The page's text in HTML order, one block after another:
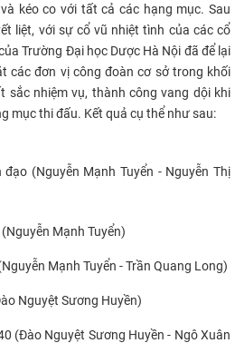
kéo co với tất cả các hạng mục. Sau
liệt, với sự cổ vũ nhiệt tình của các cổ
Trường Đại học Dược Hà Nội đã để lại
các đơn vị công đoàn cơ sở trong khối
sắc nhiệm vụ, thành công vang dội khi
mục thi đấu. Kết quả cụ thể như sau:
(Nguyễn Mạnh Tuyển - Nguyễn Thị
Mạnh Tuyển)
Mạnh Tuyển - Trần Quang Long)
Nguyệt Sương Huyền)
(Đào Nguyệt Sương Huyền - Ngô Xuân